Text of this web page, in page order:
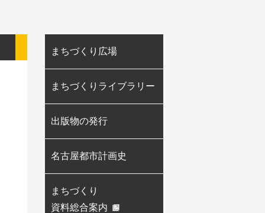
まちづくり広場
まちづくりライブラリー
出版物の発行
名古屋都市計画史
まちづくり
資料総合案内